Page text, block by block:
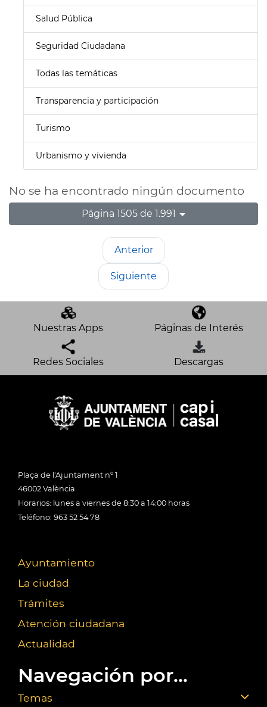
Salud Pública
Seguridad Ciudadana
Todas las temáticas
Transparencia y participación
Turismo
Urbanismo y vivienda
No se ha encontrado ningún documento
Página 1505 de 1.991
Anterior
Siguiente
Nuestras Apps Páginas de Interés
Redes Sociales Descargas
Plaça de l'Ajuntament nº 1
46002 València
Horarios: lunes a viernes de 8:30 a 14:00 horas
Teléfono: 963 52 54 78
Ayuntamiento
La ciudad
Trámites
Atención ciudadana
Actualidad
Navegación por...
Temas